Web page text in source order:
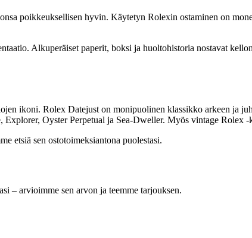
poikkeuksellisen hyvin. Käytetyn Rolexin ostaminen on
Alkuperäiset paperit, boksi ja huoltohistoria nostavat
ikoni. Rolex Datejust on monipuolinen klassikko arkeen ja
Oyster Perpetual ja Sea-Dweller. Myös vintage Rolex
etsiä sen ostotoimeksiantona puolestasi.
– arvioimme sen arvon ja teemme tarjouksen.